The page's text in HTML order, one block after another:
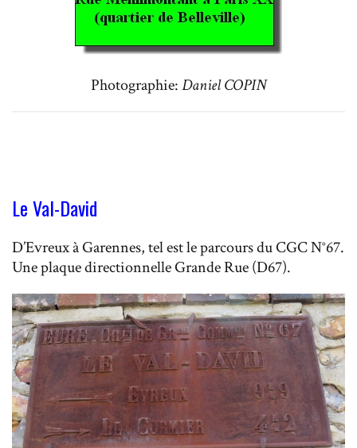
Photographie:Daniel COPIN
Le Val-David
D’Evreux à Garennes, tel est le parcours du CGC N°67.
Une plaque directionnelle Grande Rue (D67).